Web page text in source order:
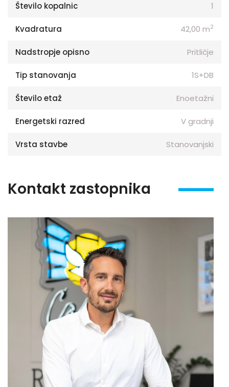
Število kopalnic 1
Kvadratura 42,00 m2
Nadstropje opisno Pritličje
Tip stanovanja 1S+DB
Število etaž Enoetažni
Energetski razred V gradnji
Vrsta stavbe Stanovanjski
Kontakt zastopnika